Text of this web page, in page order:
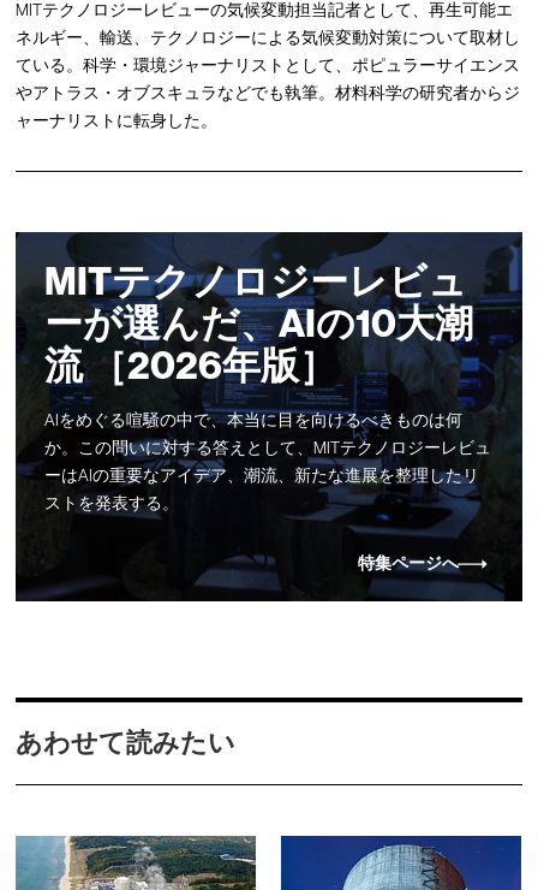
MITテクノロジーレビューの気候変動担当記者として、再生可能エ
ネルギー、輸送、テクノロジーによる気候変動対策について取材し
ている。科学・環境ジャーナリストとして、ポピュラーサイエンス
やアトラス・オブスキュラなどでも執筆。材料科学の研究者からジ
ャーナリストに転身した。
MITテクノロジーレビュ
ーが選んだ、AIの10大潮
流 ［2026年版］
AIをめぐる喧騒の中で、本当に目を向けるべきものは何
か。この問いに対する答えとして、MITテクノロジーレビュ
ーはAIの重要なアイデア、潮流、新たな進展を整理したリ
ストを発表する。
特集ページへ
あわせて読みたい